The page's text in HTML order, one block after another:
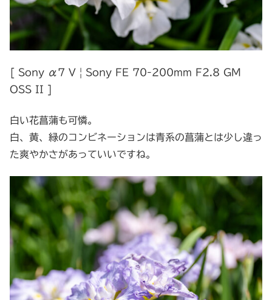
[ Sony α7 V | Sony FE 70-200mm F2.8 GM
OSS II ]
白い花菖蒲も可憐。
白、黄、緑のコンビネーションは青系の菖蒲とは少し違っ
た爽やかさがあっていいですね。